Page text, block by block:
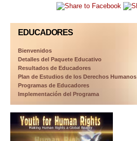
EDUCADORES
Bienvenidos
Detalles del Paquete Educativo
Resultados de Educadores
Plan de Estudios de los Derechos Humanos
Programas de Educadores
Implementación del Programa